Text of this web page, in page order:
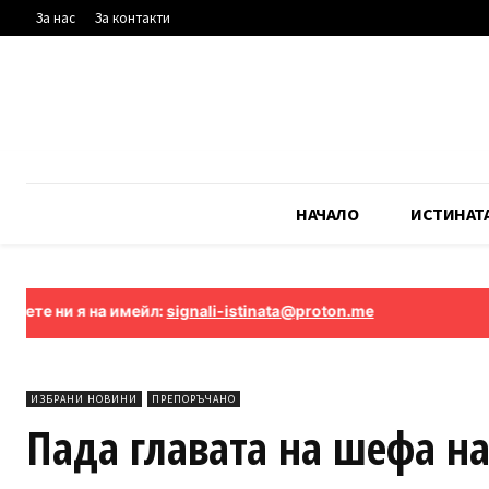
За нас За контакти
НАЧАЛО
я на имейл:signali-istinata@proton.me
ИЗБРАНИ НОВИНИ ПРЕПОРЪЧАНО
Пада главата на шефа